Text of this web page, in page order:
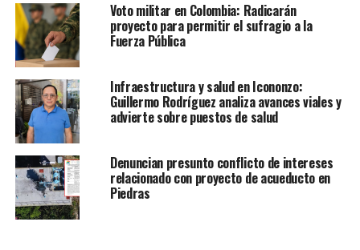
Voto militar en Colombia: Radicarán
proyecto para permitir el sufragio a la
Fuerza Pública
Infraestructura y salud en Icononzo:
Guillermo Rodríguez analiza avances viales y
advierte sobre puestos de salud
Denuncian presunto conflicto de intereses
relacionado con proyecto de acueducto en
Piedras